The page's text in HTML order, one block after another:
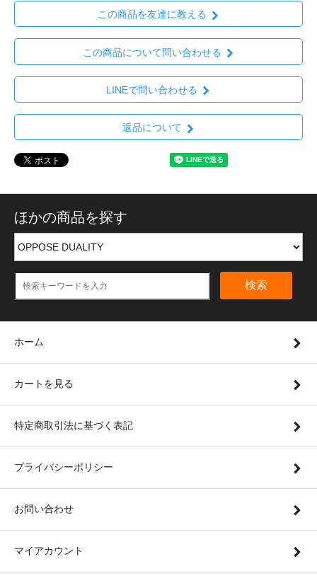
この商品を友達に教える
この商品について問い合わせる
LINEで問い合わせる
返品について
ほかの商品を探す
検索
ホーム
カートを見る
特定商取引法に基づく表記
プライバシーポリシー
お問い合わせ
マイアカウント